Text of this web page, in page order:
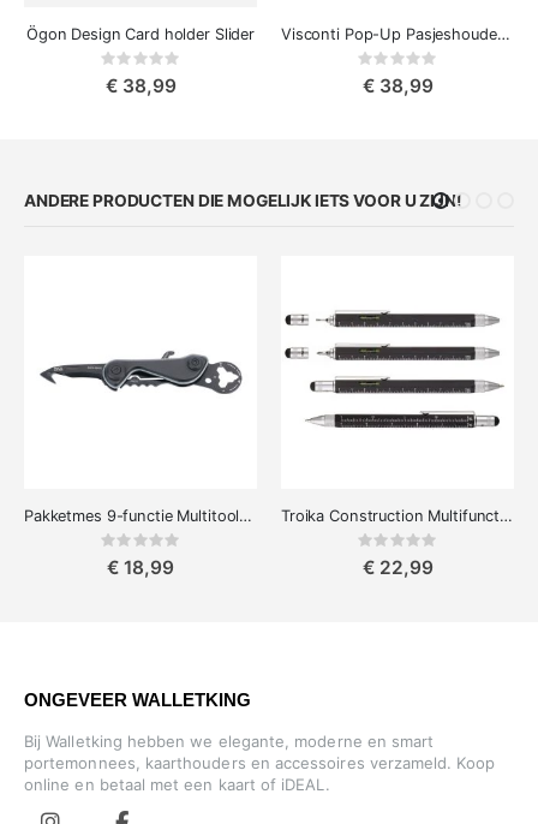
Ögon Design Card holder Slider
Rating:
€ 38,99
Visconti Pop-Up Pasjeshouder Portemonnee Enzo
Rating:
€ 38,99
ANDERE PRODUCTEN DIE MOGELIJK IETS VOOR U ZIJN!
Pakketmes 9-functie Multitool en winkelwagenmunt
Rating:
€ 18,99
Troika Construction Multifunctionele Pen
Rating:
€ 22,99
ONGEVEER WALLETKING
Bij Walletking hebben we elegante, moderne en smart
portemonnees, kaarthouders en accessoires verzameld. Koop
online en betaal met een kaart of iDEAL.